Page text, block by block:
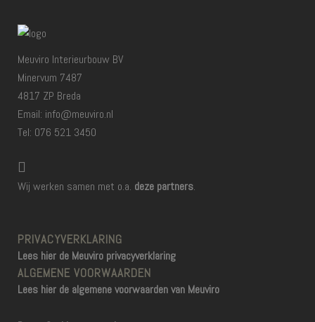
Meuviro Interieurbouw BV
Minervum 7487
4817 ZP Breda
Email: info@meuviro.nl
Tel: 076 521 3450
Wij werken samen met o.a. deze partners.
PRIVACYVERKLARING
Lees hier de Meuviro privacyverklaring
ALGEMENE VOORWAARDEN
Lees hier de algemene voorwaarden van Meuviro